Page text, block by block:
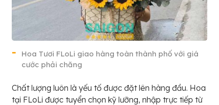
Hoa Tươi FLoLi giao hàng toàn thành phố với giá
cước phải chăng
Chất lượng luôn là yếu tố được đặt lên hàng đầu. Hoa
tại FLoLi được tuyển chọn kỹ lưỡng, nhập trực tiếp từ